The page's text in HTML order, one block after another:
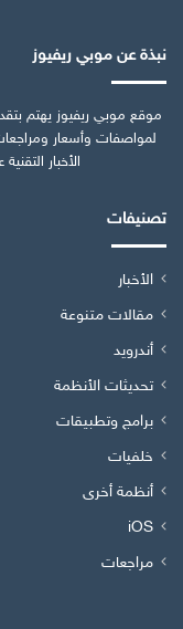
نبذة عن موبي ريفيوز
موقع موبي ريفيوز يهتم
لمواصفات وأسعار
الأخبار
تصنيفات
الأخبار
مقالات متنوعة
أندرويد
تحديثات الأنظمة
برامج وتطبيقات
خلفيات
أنظمة أخرى
iOS
مراجعات